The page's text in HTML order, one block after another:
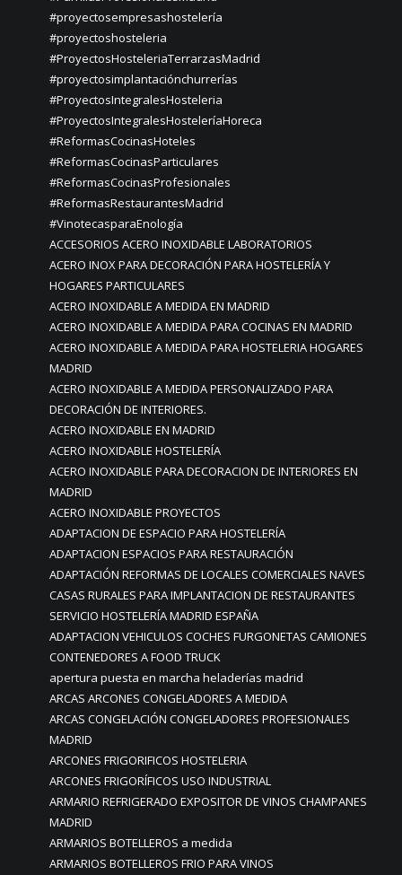
#proyectosempresashostelería
#proyectoshosteleria
#ProyectosHosteleriaTerrarzasMadrid
#proyectosimplantaciónchurrerías
#ProyectosIntegralesHosteleria
#ProyectosIntegralesHosteleríaHoreca
#ReformasCocinasHoteles
#ReformasCocinasParticulares
#ReformasCocinasProfesionales
#ReformasRestaurantesMadrid
#VinotecasparaEnología
ACCESORIOS ACERO INOXIDABLE LABORATORIOS
ACERO INOX PARA DECORACIÓN PARA HOSTELERÍA Y
HOGARES PARTICULARES
ACERO INOXIDABLE A MEDIDA EN MADRID
ACERO INOXIDABLE A MEDIDA PARA COCINAS EN MADRID
ACERO INOXIDABLE A MEDIDA PARA HOSTELERIA HOGARES
MADRID
ACERO INOXIDABLE A MEDIDA PERSONALIZADO PARA
DECORACIÓN DE INTERIORES.
ACERO INOXIDABLE EN MADRID
ACERO INOXIDABLE HOSTELERÍA
ACERO INOXIDABLE PARA DECORACION DE INTERIORES EN
MADRID
ACERO INOXIDABLE PROYECTOS
ADAPTACION DE ESPACIO PARA HOSTELERÍA
ADAPTACION ESPACIOS PARA RESTAURACIÓN
ADAPTACIÓN REFORMAS DE LOCALES COMERCIALES NAVES
CASAS RURALES PARA IMPLANTACION DE RESTAURANTES
SERVICIO HOSTELERÍA MADRID ESPAÑA
ADAPTACION VEHICULOS COCHES FURGONETAS CAMIONES
CONTENEDORES A FOOD TRUCK
apertura puesta en marcha heladerías madrid
ARCAS ARCONES CONGELADORES A MEDIDA
ARCAS CONGELACIÓN CONGELADORES PROFESIONALES
MADRID
ARCONES FRIGORIFICOS HOSTELERIA
ARCONES FRIGORÍFICOS USO INDUSTRIAL
ARMARIO REFRIGERADO EXPOSITOR DE VINOS CHAMPANES
MADRID
ARMARIOS BOTELLEROS a medida
ARMARIOS BOTELLEROS FRIO PARA VINOS